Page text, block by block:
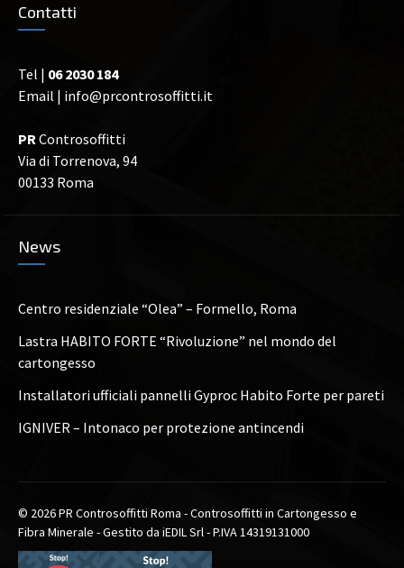
Contatti
Tel | 06 2030 184
Email | info@prcontrosoffitti.it
PRControsoffitti
Via di Torrenova, 94
00133 Roma
News
Centro residenziale “Olea” – Formello, Roma
Lastra HABITO FORTE “Rivoluzione” nel mondo del
cartongesso
Installatori ufficiali pannelli Gyproc Habito Forte per pareti
IGNIVER – Intonaco per protezione antincendi
© 2026 PR Controsoffitti Roma - Controsoffitti in Cartongesso e
Fibra Minerale - Gestito da iEDIL Srl - P.IVA 14319131000